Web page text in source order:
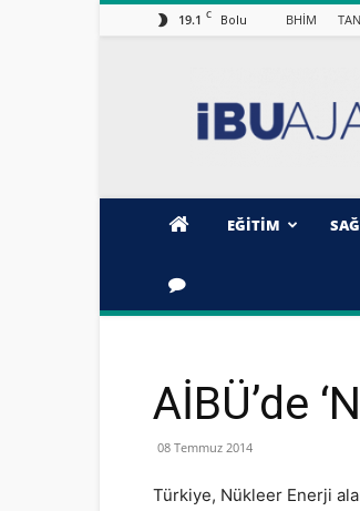
19.1 C Bolu BHİM
EĞİTİM
AİBÜ’de
08 Temmuz 2014
Türkiye, Nükleer Enerji